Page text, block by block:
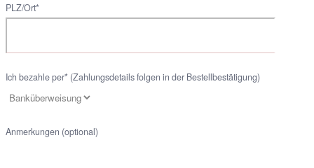
PLZ/Ort*
Ich bezahle per* (Zahlungsdetails folgen in der Bestellbestätigung)
Anmerkungen (optional)